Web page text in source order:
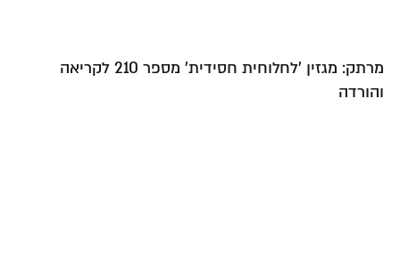
מרתק: מגזין 'לחלוחית חסידית' מספר 210 לקריאה
והורדה